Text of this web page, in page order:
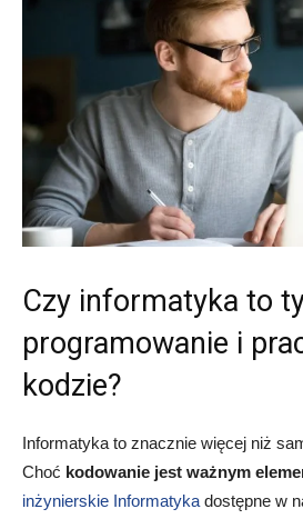
Czy informatyka to
programowanie i
kodzie?
Informatyka to znacznie więcej niż
Choć kodowanie jest ważnym
inżynierskie Informatyka dostępne w